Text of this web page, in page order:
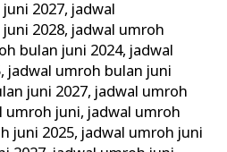
2027, jadwal
2028, jadwal umroh
bulan juni 2024, jadwal
, jadwal umroh bulan juni
juni 2027, jadwal umroh
umroh juni, jadwal umroh
juni 2025, jadwal umroh juni